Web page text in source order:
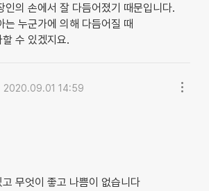
인의 손에서 잘 다듬어졌기 때문입니다.
는 누군가에 의해 다듬어질 때
수 있겠지요.
2020.09.01 14:59
무엇이 좋고 나쁨이 없습니다